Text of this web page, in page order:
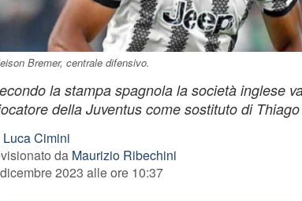
Bremer, centrale difensivo.
la stampa spagnola la società inglese
della Juventus come sostituto di
Luca Cimini
da Maurizio Ribechini
2023 alle ore 10:37